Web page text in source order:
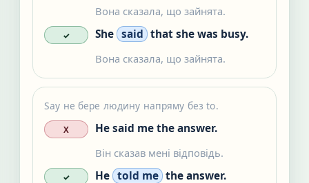
Вона сказала, що зайнята.
✓ She said that she was busy.
Вона сказала, що зайнята.
Say не бере людину напряму без to.
X He said me the answer.
Він сказав мені відповідь.
✓ He told me the answer.